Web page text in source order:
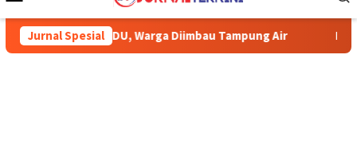
Mobile
Jurnal Spesial
Warga Diimbau Tampung Air Pemkab Karimun